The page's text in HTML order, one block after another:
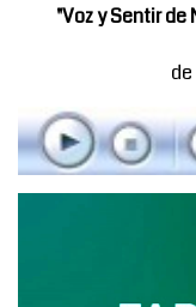
"Voz y Sentir de